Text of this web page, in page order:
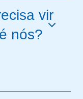
vir
nós?